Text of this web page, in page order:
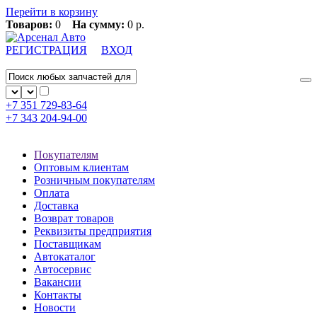
Перейти в корзину
Товаров: 0 На сумму: 0 р.
РЕГИСТРАЦИЯ ВХОД
+7 351 729-83-64
+7 343 204-94-00
Покупателям
Оптовым клиентам
Розничным покупателям
Оплата
Доставка
Возврат товаров
Реквизиты предприятия
Поставщикам
Автокаталог
Автосервис
Вакансии
Контакты
Новости